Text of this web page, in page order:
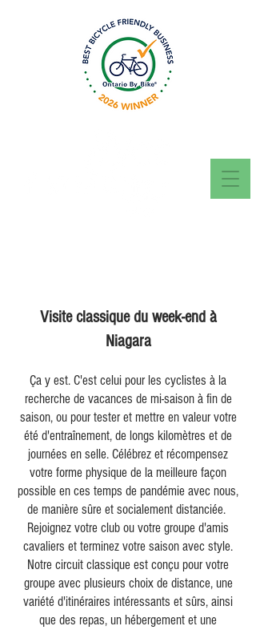
Visite classique du week-end à
Niagara
Ça y est. C'est celui pour les cyclistes à la
recherche de vacances de mi-saison à fin de
saison, ou pour tester et mettre en valeur votre
été d'entraînement, de longs kilomètres et de
journées en selle. Célébrez et récompensez
votre forme physique de la meilleure façon
possible en ces temps de pandémie avec nous,
de manière sûre et socialement distanciée.
Rejoignez votre club ou votre groupe d'amis
cavaliers et terminez votre saison avec style.
Notre circuit classique est conçu pour votre
groupe avec plusieurs choix de distance, une
variété d'itinéraires intéressants et sûrs, ainsi
que des repas, un hébergement et une